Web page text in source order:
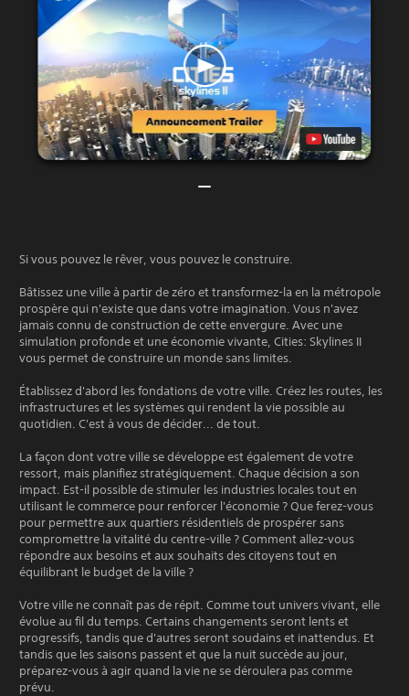
Si vous pouvez le rêver, vous pouvez le construire.
Bâtissez une ville à partir de zéro et transformez-la en la métropole
prospère qui n'existe que dans votre imagination. Vous n'avez
jamais connu de construction de cette envergure. Avec une
simulation profonde et une économie vivante, Cities: Skylines II
vous permet de construire un monde sans limites.
Établissez d'abord les fondations de votre ville. Créez les routes, les
infrastructures et les systèmes qui rendent la vie possible au
quotidien. C'est à vous de décider... de tout.
La façon dont votre ville se développe est également de votre
ressort, mais planifiez stratégiquement. Chaque décision a son
impact. Est-il possible de stimuler les industries locales tout en
utilisant le commerce pour renforcer l'économie ? Que ferez-vous
pour permettre aux quartiers résidentiels de prospérer sans
compromettre la vitalité du centre-ville ? Comment allez-vous
répondre aux besoins et aux souhaits des citoyens tout en
équilibrant le budget de la ville ?
Votre ville ne connaît pas de répit. Comme tout univers vivant, elle
évolue au fil du temps. Certains changements seront lents et
progressifs, tandis que d'autres seront soudains et inattendus. Et
tandis que les saisons passent et que la nuit succède au jour,
préparez-vous à agir quand la vie ne se déroulera pas comme
prévu.